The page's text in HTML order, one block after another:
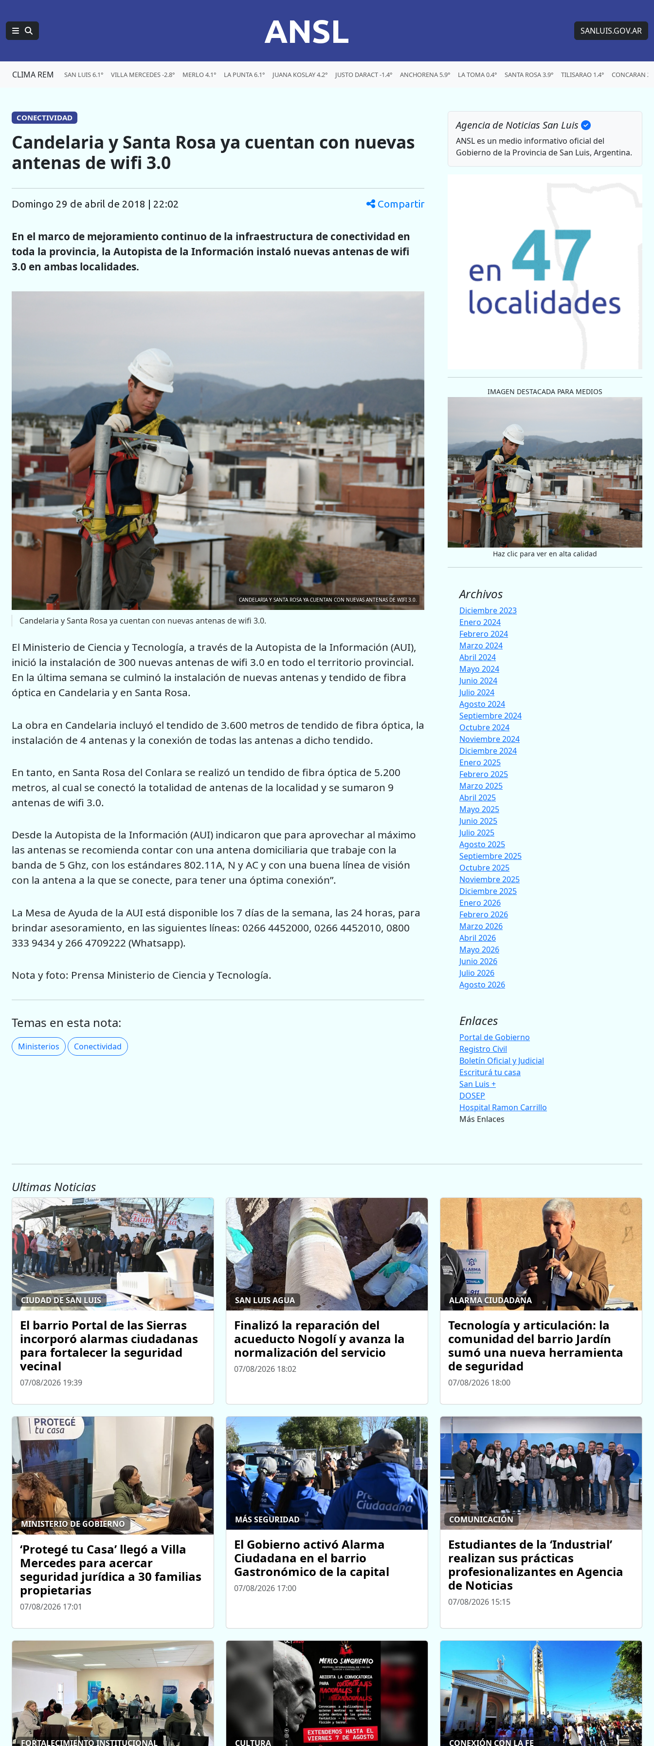
ANSL SANLUIS.GOV.AR
CLIMA REM SAN LUIS 6.1° VILLA MERCEDES -2.8° MERLO 4.1° LA PUNTA 6.1° JUANA KOSLAY 4.2° JUSTO DARACT -1.4° ANCHORENA 5.9° LA TOMA 0.4° SANTA ROSA 3.9° TILISARAO 1.4° CONCARAN
CONECTIVIDAD
Candelaria y Santa Rosa ya cuentan con nuevas
antenas de wifi 3.0
domingo 29 de abril de 2018 | 22:02 Compartir
En el marco de mejoramiento continuo de la infraestructura de conectividad en
toda la provincia, la Autopista de la Información instaló nuevas antenas de wifi
3.0 en ambas localidades.
CANDELARIA Y SANTA ROSA YA CUENTAN CON NUEVAS ANTENAS DE WIFI 3.0.
Candelaria y Santa Rosa ya cuentan con nuevas antenas de wifi 3.0.
El Ministerio de Ciencia y Tecnología, a través de la Autopista de la Información (AUI),
inició la instalación de 300 nuevas antenas de wifi 3.0 en todo el territorio provincial.
En la última semana se culminó la instalación de nuevas antenas y tendido de fibra
óptica en Candelaria y en Santa Rosa.
La obra en Candelaria incluyó el tendido de 3.600 metros de tendido de fibra óptica, la
instalación de 4 antenas y la conexión de todas las antenas a dicho tendido.
En tanto, en Santa Rosa del Conlara se realizó un tendido de fibra óptica de 5.200
metros, al cual se conectó la totalidad de antenas de la localidad y se sumaron 9
antenas de wifi 3.0.
Desde la Autopista de la Información (AUI) indicaron que para aprovechar al máximo
las antenas se recomienda contar con una antena domiciliaria que trabaje con la
banda de 5 Ghz, con los estándares 802.11A, N y AC y con una buena línea de visión
con la antena a la que se conecte, para tener una óptima conexión”.
La Mesa de Ayuda de la AUI está disponible los 7 días de la semana, las 24 horas, para
brindar asesoramiento, en las siguientes líneas: 0266 4452000, 0266 4452010, 0800
333 9434 y 266 4709222 (Whatsapp).
Nota y foto: Prensa Ministerio de Ciencia y Tecnología.
Temas en esta nota:
Ministerios Conectividad
Agencia de Noticias San Luis
ANSL es un medio informativo oficial del
Gobierno de la Provincia de San Luis, Argentina.
IMAGEN DESTACADA PARA MEDIOS
Haz clic para ver en alta calidad
Archivos
Diciembre 2023
Enero 2024
Febrero 2024
Marzo 2024
Abril 2024
Mayo 2024
Junio 2024
Julio 2024
Agosto 2024
Septiembre 2024
Octubre 2024
Noviembre 2024
Diciembre 2024
Enero 2025
Febrero 2025
Marzo 2025
Abril 2025
Mayo 2025
Junio 2025
Julio 2025
Agosto 2025
Septiembre 2025
Octubre 2025
Noviembre 2025
Diciembre 2025
Enero 2026
Febrero 2026
Marzo 2026
Abril 2026
Mayo 2026
Junio 2026
Julio 2026
Agosto 2026
Enlaces
Portal de Gobierno
Registro Civil
Boletín Oficial y Judicial
Escriturá tu casa
San Luis +
DOSEP
Hospital Ramon Carrillo
Más Enlaces
Ultimas Noticias
CIUDAD DE SAN LUIS
El barrio Portal de las Sierras
incorporó alarmas ciudadanas
para fortalecer la seguridad
vecinal
07/08/2026 19:39
SAN LUIS AGUA
Finalizó la reparación del
acueducto Nogolí y avanza la
normalización del servicio
07/08/2026 18:02
ALARMA CIUDADANA
Tecnología y articulación: la
comunidad del barrio Jardín
sumó una nueva herramienta
de seguridad
07/08/2026 18:00
MINISTERIO DE GOBIERNO
‘Protegé tu Casa’ llegó a Villa
Mercedes para acercar
seguridad jurídica a 30 familias
propietarias
07/08/2026 17:01
MÁS SEGURIDAD
El Gobierno activó Alarma
Ciudadana en el barrio
Gastronómico de la capital
07/08/2026 17:00
COMUNICACIÓN
Estudiantes de la ‘Industrial’
realizan sus prácticas
profesionalizantes en Agencia
de Noticias
07/08/2026 15:15
FORTALECIMIENTO INSTITUCIONAL CULTURA CONEXIÓN CON LA FE